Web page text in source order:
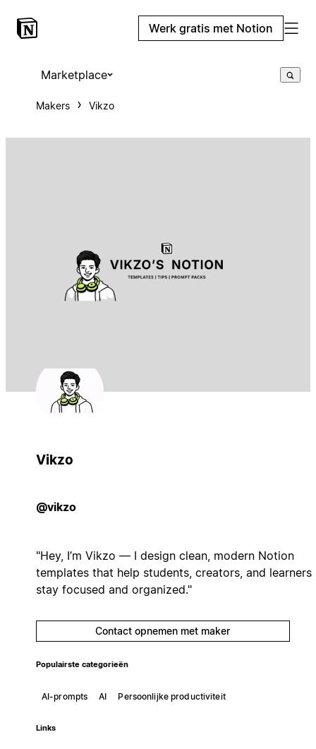
Werk gratis met Notion
Marketplace
Makers Vikzo
Vikzo
@vikzo
"Hey, I’m Vikzo — I design clean, modern Notion
templates that help students, creators, and learners
stay focused and organized."
Contact opnemen met maker
Populairste categorieën
AI-prompts AI Persoonlijke productiviteit
Links